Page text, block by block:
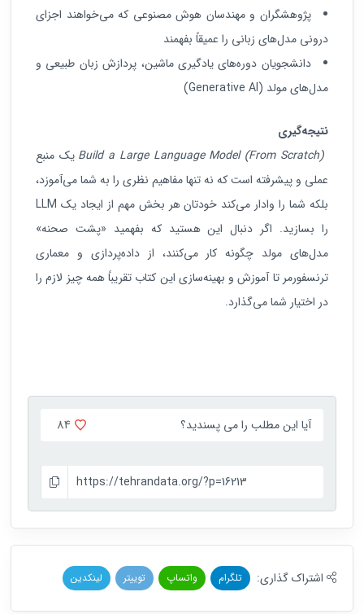
پژوهشگران و مهندسان هوش مصنوعی که می‌خواهند اجزای
درونی مدل‌های زبانی را عمیقاً بفهمند
دانشجویان دوره‌های یادگیری ماشین، پردازش زبان طبیعی و
مدل‌های مولد (Generative AI)
نتیجه‌گیری
Build a Large Language Model (From Scratch)
یک منبع
عملی و پیشرفته است که نه تنها مفاهیم نظری را به شما می‌آموزد،
بلکه شما را وادار می‌کند خودتان هر بخش مهم از ایجاد یک LLM
را بسازید. اگر دنبال این هستید که بفهمید «پشت صحنه»
مدل‌های مولد چگونه کار می‌کنند، از داده‌‎پردازی و معماری
ترنسفورمر تا آموزش و بهینه‌سازی این کتاب تقریباً همه چیز لازم را
در اختیار شما می‌گذارد.
آیا این مطلب را می پسندید؟ 84
https://tehrandata.org/?p=16213
اشتراک گذاری: تلگرام واتساپ توییتر لینکدین